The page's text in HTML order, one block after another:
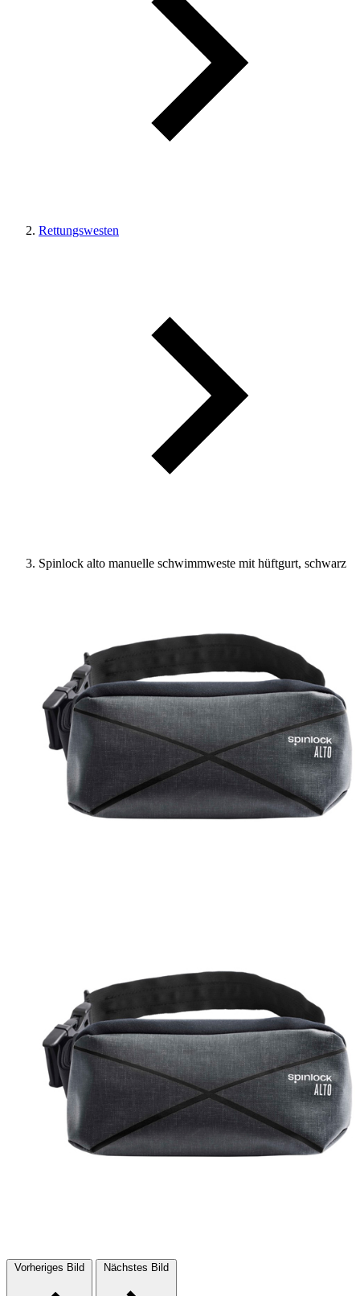
Rettungswesten
Spinlock alto manuelle schwimmweste mit hüftgurt, schwarz
Vorheriges Bild Nächstes Bild